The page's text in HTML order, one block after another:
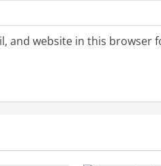
and website in this browser